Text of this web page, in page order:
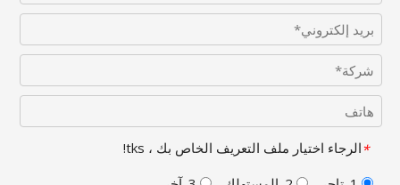
*الرجاء اختيار ملف التعريف الخاص بك ، tks!